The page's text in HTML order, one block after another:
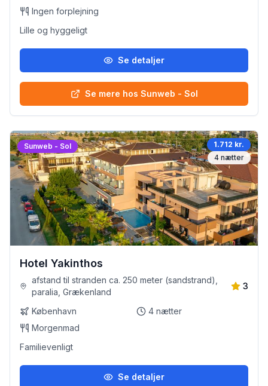
Ingen forplejning
Lille og hyggeligt
Se detaljer
Se mere hos Sunweb - Sol
Sunweb - Sol
1.712 kr.
4 nætter
Hotel Yakinthos
afstand til stranden ca. 250 meter (sandstrand),
paralia, Grækenland
3
København 4 nætter
Morgenmad
Familievenligt
Se detaljer